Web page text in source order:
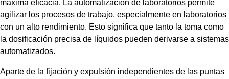
máxima eficacia. La automatización de laboratorios permite
agilizar los procesos de trabajo, especialmente en laboratorios
con un alto rendimiento. Esto significa que tanto la toma como
la dosificación precisa de líquidos pueden derivarse a sistemas
automatizados.
Aparte de la fijación y expulsión independientes de las puntas